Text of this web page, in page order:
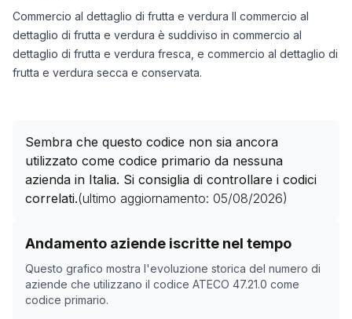
Commercio al dettaglio di frutta e verdura Il commercio al
dettaglio di frutta e verdura è suddiviso in commercio al
dettaglio di frutta e verdura fresca, e commercio al dettaglio di
frutta e verdura secca e conservata.
Sembra che questo codice non sia ancora
utilizzato come codice primario da nessuna
azienda in Italia. Si consiglia di controllare i codici
correlati.(ultimo aggiornamento: 05/08/2026)
Andamento aziende iscritte nel tempo
Questo grafico mostra l'evoluzione storica del numero di
aziende che utilizzano il codice ATECO 47.21.0 come
codice primario.
Storico numero di aziende con codice ATECO
Data rilevazione
26/04/2025
0
06/11/2025